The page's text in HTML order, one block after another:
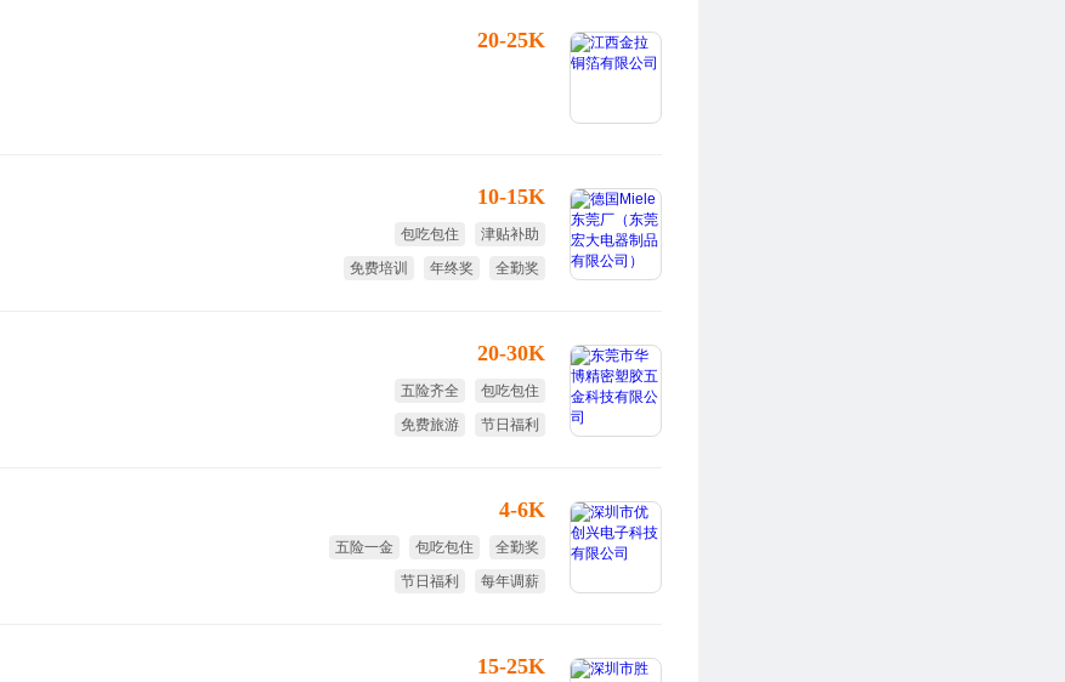
20-25K
10-15K
包吃包住
津贴补助
免费培训
年终奖
全勤奖
20-30K
五险齐全
包吃包住
免费旅游
节日福利
4-6K
五险一金 包吃包住
全勤奖
节日福利
每年调薪
15-25K